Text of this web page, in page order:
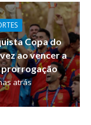
Copa do
ao vencer a
prorrogação
atrás